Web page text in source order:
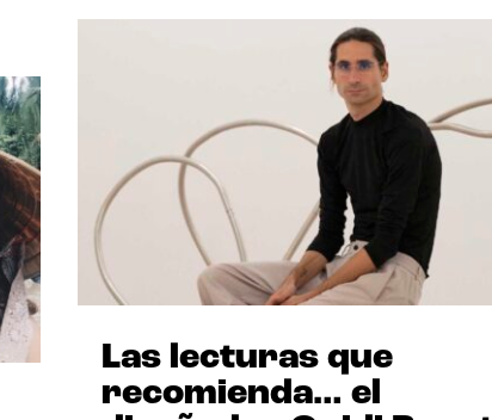
Las lecturas que
recomienda… el